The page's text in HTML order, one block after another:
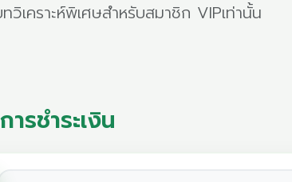
เคราะห์พิเศษสำหรับสมาชิก VIPเท่านั้น
รชำระเงิน